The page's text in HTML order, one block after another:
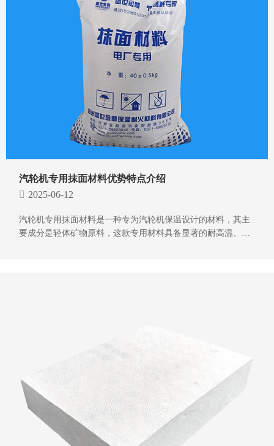
汽轮机专用抹面材料优势特点介绍
2025-06-12
汽轮机专用抹面材料是一种专为汽轮机保温设计的材料，其主
要成分是轻体矿物原料，这款专用材料具备显著的耐高温、轻